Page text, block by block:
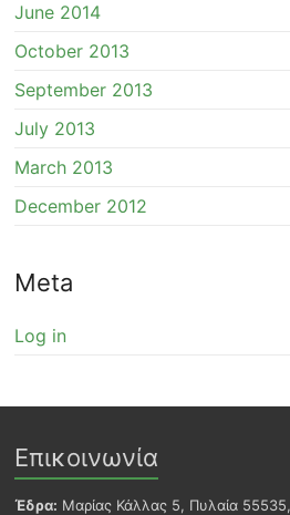
June 2014
October 2013
September 2013
July 2013
March 2013
December 2012
Meta
Log in
Επικοινωνία
Έδρα: Μαρίας Κάλλας 5, Πυλαία